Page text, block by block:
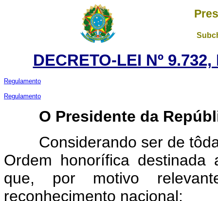
DECRETO-LEI Nº
Regulamento
Regulamento
O Presidente da
Considerando ser de tôda
Ordem honorífica destinada
que, por motivo
reconhecimento nacional;